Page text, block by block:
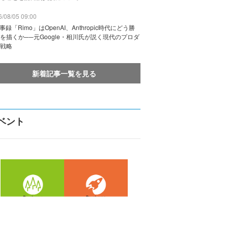
08/05 09:00
録「Rimo」はOpenAI、Anthropic時代にどう勝
描くか──元Google・相川氏が説く現代のプロダ
略
新着記事一覧を見る
ント